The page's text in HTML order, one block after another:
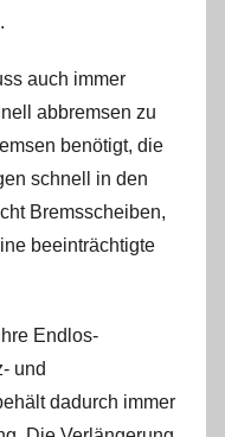
auch immer
abbremsen zu
benötigt, die
schnell in den
Bremsscheiben,
beeinträchtigte
Endlos-
und
dadurch immer